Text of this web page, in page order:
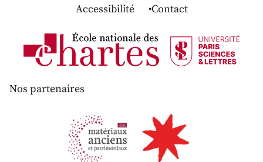
Accessibilité
Contact
Nos partenaires